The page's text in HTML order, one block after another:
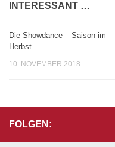
INTERESSANT …
Die Showdance – Saison im
Herbst
10. NOVEMBER 2018
FOLGEN: